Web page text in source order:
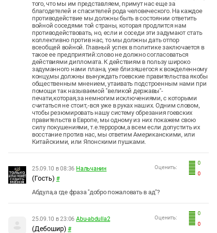
того, что мы им представляем, примут нас еще за
благодетелей и спасителей рода человеческого. На каждое
противодействие мы должны быть в состоянии ответить
войной соседями той страны, которая продлится нам
противодействовать, но, если и соседи эти задумают стать
коллективно против нас, то мы должны дать отпор
всеобщей войной. Главный успех в политике заключается в
такое ее предприятий:слово не должно согласоваться
действиями дипломата. К действиям в пользу широко
задуманного нами плана, уже близяшегося к вожделенному
концу,мы должны вынуждать гоевские правительства якобы
общественным мнением, утаивать подстроенным нами при
помощи так называемой "великой державы"-
печати,которая,за немногим исключениями, с которыми
считаться не стоит,-вся уже в руках наших. Одним словом,
чтобы резюмировать нашу систему обрезания гоевских
правительств в Европе, мы одному из них покажем свою
силу покушениями, т.е.террором,а всем если допустить их
восстание против нас, мы ответим Американскими, или
Китайскими, или Японскими пушками.
0
0
Оценить:
25.09.10 в 08:36 Нальчанин
(Гость) #
Абдула,а где фраза "добро пожаловать в ад"?
0
0
Оценить:
25.09.10 в 23:06 Abu-abdulla2
(Дебошир) #